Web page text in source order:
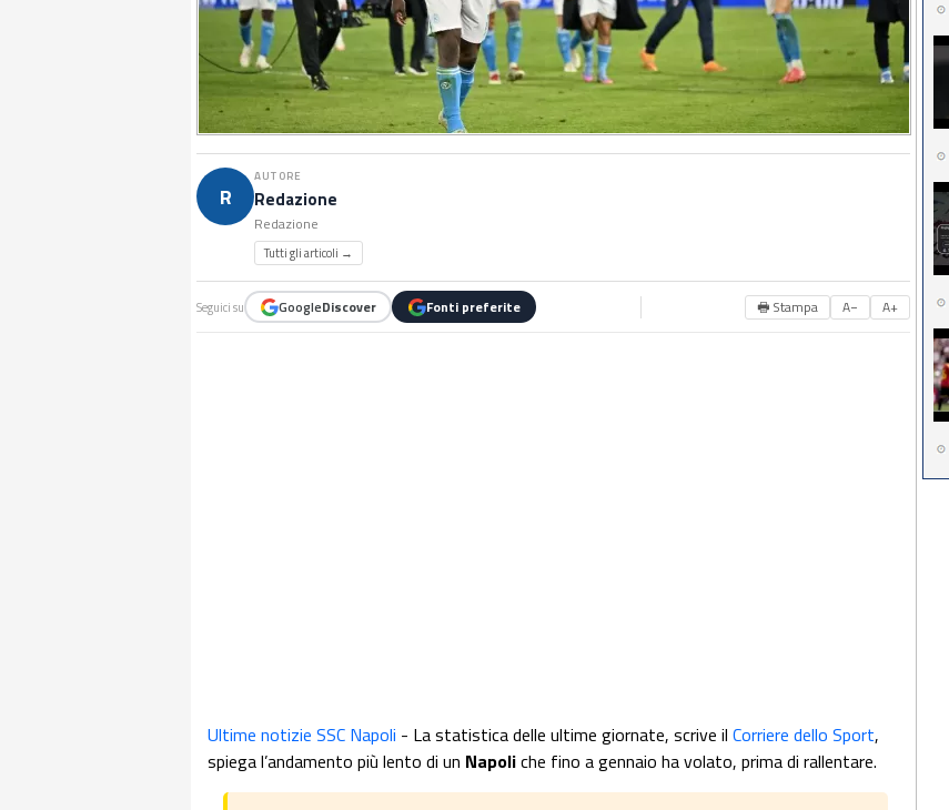
R
AUTORE
Redazione
Redazione
Tutti gli articoli →
Seguici su GoogleDiscover Fonti preferite 🖶 Stampa A− A+
Ultime notizie SSC Napoli - La statistica delle ultime giornate, scrive il Corriere dello Sport,
spiega l’andamento più lento di un Napoliche fino a gennaio ha volato, prima di rallentare.